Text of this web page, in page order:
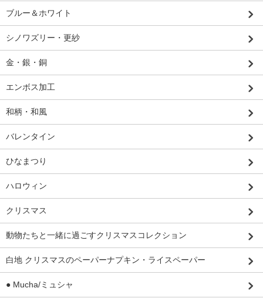
ブルー＆ホワイト
シノワズリー・更紗
金・銀・銅
エンボス加工
和柄・和風
バレンタイン
ひなまつり
ハロウィン
クリスマス
動物たちと一緒に過ごすクリスマスコレクション
白地 クリスマスのペーパーナプキン・ライスペーパー
● Mucha/ミュシャ